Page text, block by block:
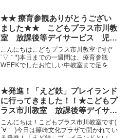
★★ 療育参観ありがとうござい
ました★★ こどもプラス市川教
室 放課後等デイサービス 児童
発達 発達障害
こんにちはこどもプラス市川教室です(*
´▽｀*)本日までの一週間は、療育参観
WEEKでしたお忙しい中教室まで足をお
におかれましても、日々の送迎時などを
利用して、随時子ど...
★発進！「えど鉄」プレイランド
に行ってきました！！★こどもプ
ラス市川教室 放課後等デイサー
ビス 児童発達 発達障害
こんにちは！こどもプラス市川教室です(
´∀｀ )今日は篠崎文化プラザで開かれてい